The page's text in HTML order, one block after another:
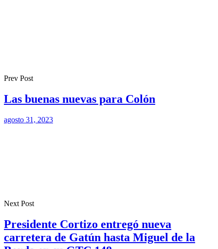
Prev Post
Las buenas nuevas para Colón
agosto 31, 2023
Next Post
Presidente Cortizo entregó nueva
carretera de Gatún hasta Miguel de la